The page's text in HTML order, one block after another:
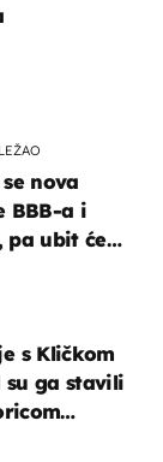
nova
BBB-a i
pa ubit će
s Kličkom
su ga stavili